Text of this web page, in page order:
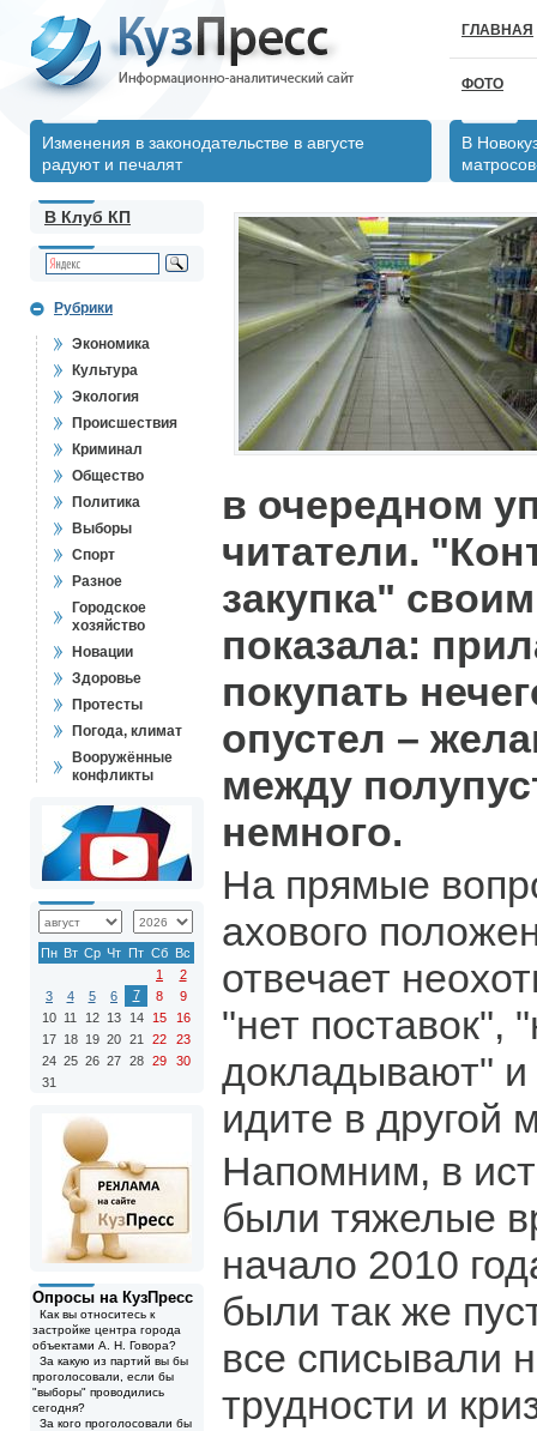
ГЛАВНАЯ
ФОТО
Изменения в законодательстве в августе
радуют и печалят
В
В Клуб КП
Рубрики
Экономика
Культура
Экология
Происшествия
Криминал
Общество
Политика
Выборы
Спорт
Разное
Городское
хозяйство
Новации
Здоровье
Протесты
Погода, климат
Вооружённые
конфликты
Пн Вт Ср Чт Пт Сб Вс
1
2
3
4 5 6 7 8
9
10 11 12 13 14 15
16
17 18 19 20 21 22
23
24 25 26 27 28 29
30
31
Опросы на КузПресс
Как вы относитесь к
застройке центра города
объектами А. Н. Говора?
За какую из партий вы бы
проголосовали, если бы
"выборы" проводились
сегодня?
За кого проголосовали бы
в очередном
читатели.
закупка"
показала:
покупать
опустел –
между
немного.
На прямые
ахового
отвечает
"нет поставок",
докладывают" и
идите в другой
Напомним, в
были тяжелые
начало 2010
были так же
все списывали
трудности и